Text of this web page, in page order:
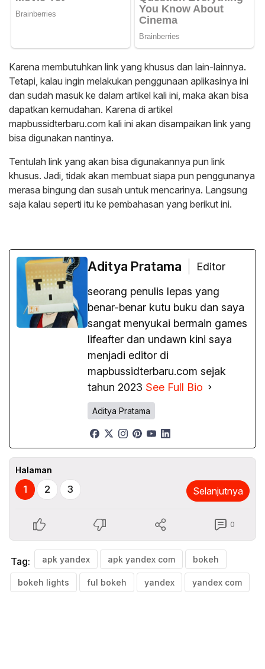
Karena membutuhkan link yang khusus dan lain-lainnya.
Tetapi, kalau ingin melakukan penggunaan aplikasinya ini
dan sudah masuk ke dalam artikel kali ini, maka akan bisa
dapatkan kemudahan. Karena di artikel
mapbussidterbaru.com kali ini akan disampaikan link yang
bisa digunakan nantinya.
Tentulah link yang akan bisa digunakannya pun link
khusus. Jadi, tidak akan membuat siapa pun penggunanya
merasa bingung dan susah untuk mencarinya. Langsung
saja kalau seperti itu ke pembahasan yang berikut ini.
Aditya Pratama
Editor
seorang penulis lepas yang
benar-benar kutu buku dan saya
sangat menyukai bermain games
lifeafter dan undawn kini saya
menjadi editor di
mapbussidterbaru.com sejak
tahun 2023 See Full Bio
Aditya Pratama
Halaman
1 2 3 Selanjutnya
0
Tag: apk yandex apk yandex com bokeh
bokeh lights ful bokeh yandex yandex com